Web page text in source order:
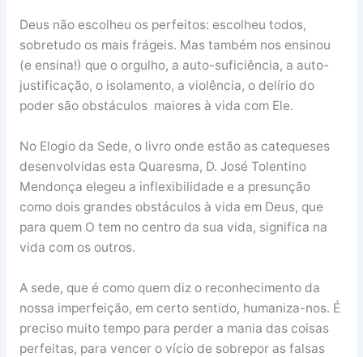
Deus não escolheu os perfeitos: escolheu todos,
sobretudo os mais frágeis. Mas também nos ensinou
(e ensina!) que o orgulho, a auto-suficiência, a auto-
justificação, o isolamento, a violência, o delírio do
poder são obstáculos maiores à vida com Ele.
No Elogio da Sede, o livro onde estão as catequeses
desenvolvidas esta Quaresma, D. José Tolentino
Mendonça elegeu a inflexibilidade e a presunção
como dois grandes obstáculos à vida em Deus, que
para quem O tem no centro da sua vida, significa na
vida com os outros.
A sede, que é como quem diz o reconhecimento da
nossa imperfeição, em certo sentido, humaniza-nos. É
preciso muito tempo para perder a mania das coisas
perfeitas, para vencer o vício de sobrepor as falsas